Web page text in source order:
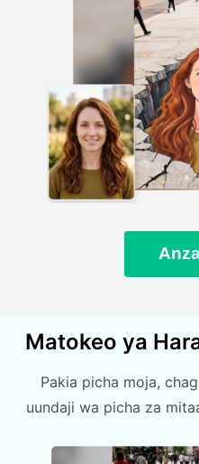
Matokeo ya
Pakia picha moja,
uundaji wa picha za